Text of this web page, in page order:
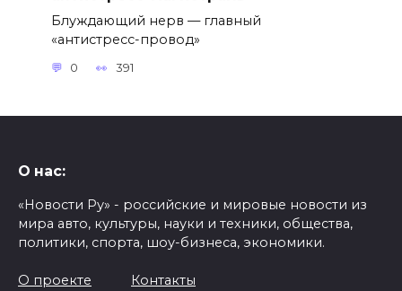
Блуждающий нерв — главный
«антистресс-провод»
0 391
О нас:
«Новости Ру» - российские и мировые новости из
мира авто, культуры, науки и техники, общества,
политики, спорта, шоу-бизнеса, экономики.
О проекте Контакты